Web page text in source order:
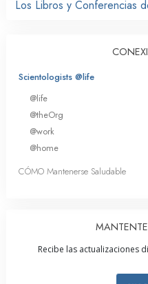
Los Libros y Conferencias
Scientologists @life
@life
@theOrg
@work
@home
CÓMO Mantenerse Saludable
Recibe las actualizaciones